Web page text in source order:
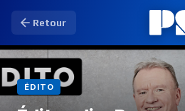
Retour
ÉDITO